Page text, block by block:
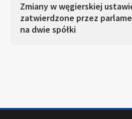
Zmiany w węgierskiej
zatwierdzone przez
na dwie spółki